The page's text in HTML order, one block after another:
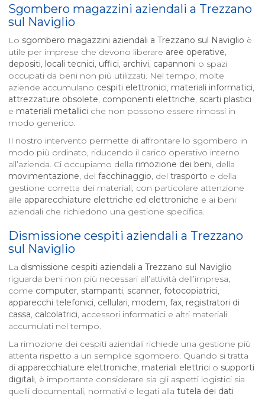
Sgombero magazzini aziendali a Trezzano
sul Naviglio
Lo sgombero magazzini aziendali a Trezzano sul Naviglio è
utile per imprese che devono liberare aree operative,
depositi, locali tecnici, uffici, archivi, capannoni o spazi
occupati da beni non più utilizzati. Nel tempo, molte
aziende accumulano cespiti elettronici, materiali informatici,
attrezzature obsolete, componenti elettriche, scarti plastici
e materiali metallici che non possono essere rimossi in
modo generico.
Il nostro intervento permette di affrontare lo sgombero in
modo più ordinato, riducendo il carico operativo interno
all’azienda. Ci occupiamo della rimozione dei beni, della
movimentazione, del facchinaggio, del trasporto e della
gestione corretta dei materiali, con particolare attenzione
alle apparecchiature elettriche ed elettroniche e ai beni
aziendali che richiedono una gestione specifica.
Dismissione cespiti aziendali a Trezzano
sul Naviglio
La dismissione cespiti aziendali a Trezzano sul Naviglio
riguarda beni non più necessari all’attività dell’impresa,
come computer, stampanti, scanner, fotocopiatrici,
apparecchi telefonici, cellulari, modem, fax, registratori di
cassa, calcolatrici, accessori informatici e altri materiali
accumulati nel tempo.
La rimozione dei cespiti aziendali richiede una gestione più
attenta rispetto a un semplice sgombero. Quando si tratta
di apparecchiature elettroniche, materiali elettrici o supporti
digitali, è importante considerare sia gli aspetti logistici sia
quelli documentali, normativi e legati alla tutela dei dati